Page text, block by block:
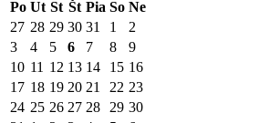
Po Ut St Št Pia So Ne
27 28 29 30 31 1
2
3
4 5 6 7 8
9
10 11 12 13 14 15 16
17 18 19 20 21 22 23
24 25 26 27 28 29 30